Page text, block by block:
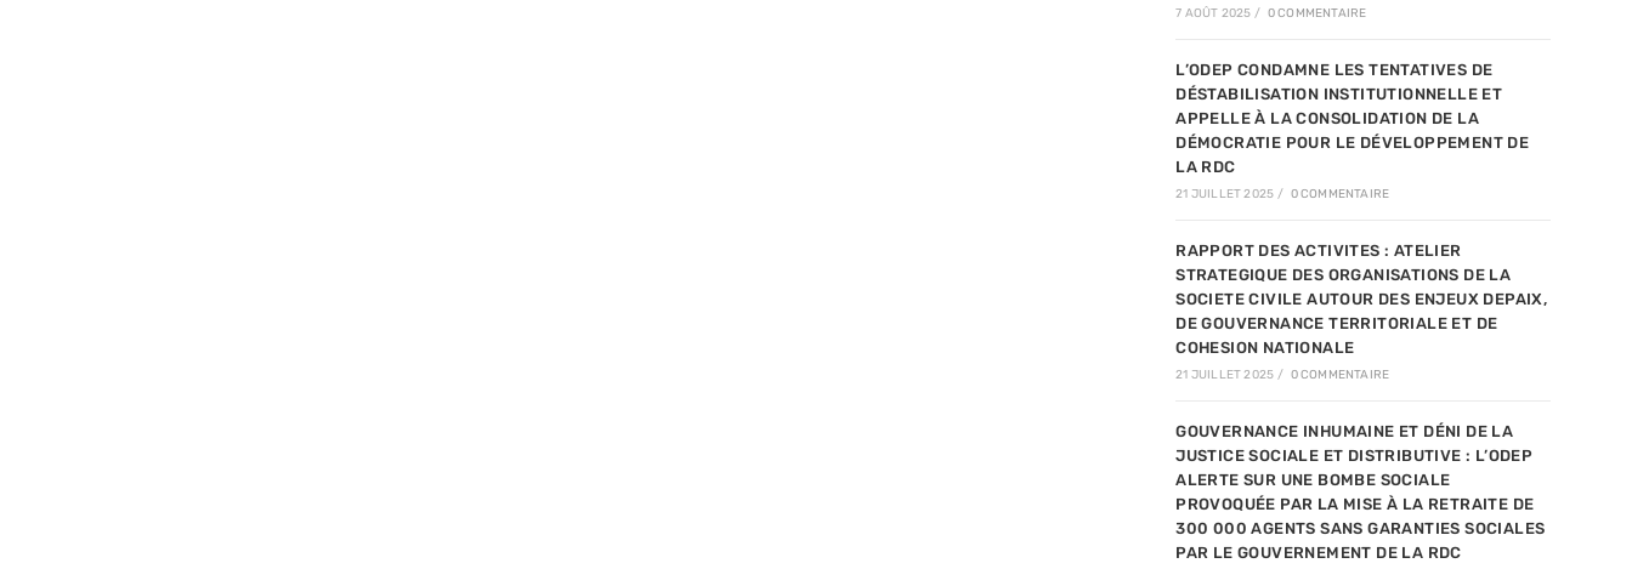
7 AOÛT 2025 / 0 COMMENTAIRE
L’ODEP CONDAMNE LES TENTATIVES DE
DÉSTABILISATION INSTITUTIONNELLE ET
APPELLE À LA CONSOLIDATION DE LA
DÉMOCRATIE POUR LE DÉVELOPPEMENT DE
LA RDC
21 JUILLET 2025 / 0 COMMENTAIRE
RAPPORT DES ACTIVITES : ATELIER
STRATEGIQUE DES ORGANISATIONS DE LA
SOCIETE CIVILE AUTOUR DES ENJEUX DEPAIX,
DE GOUVERNANCE TERRITORIALE ET DE
COHESION NATIONALE
21 JUILLET 2025 / 0 COMMENTAIRE
GOUVERNANCE INHUMAINE ET DÉNI DE LA
JUSTICE SOCIALE ET DISTRIBUTIVE : L’ODEP
ALERTE SUR UNE BOMBE SOCIALE
PROVOQUÉE PAR LA MISE À LA RETRAITE DE
300 000 AGENTS SANS GARANTIES SOCIALES
PAR LE GOUVERNEMENT DE LA RDC